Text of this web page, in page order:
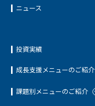
ニュース
投資実績
成長支援メニューのご紹介
課題別メニューのご紹介